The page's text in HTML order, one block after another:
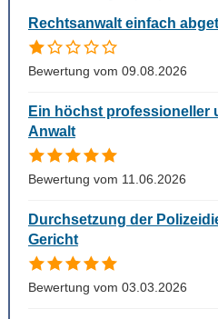
Rechtsanwalt einfach
Bewertung vom 09.08.2026
Ein höchst professioneller
Anwalt
Bewertung vom 11.06.2026
Durchsetzung der
Gericht
Bewertung vom 03.03.2026